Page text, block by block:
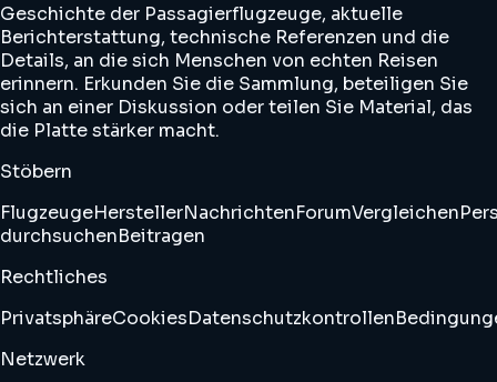
Geschichte der Passagierflugzeuge, aktuelle
Berichterstattung, technische Referenzen und die
Details, an die sich Menschen von echten Reisen
erinnern. Erkunden Sie die Sammlung, beteiligen Sie
sich an einer Diskussion oder teilen Sie Material, das
die Platte stärker macht.
Stöbern
FlugzeugeHerstellerNachrichtenForumVergleichen
durchsuchenBeitragen
Rechtliches
PrivatsphäreCookiesDatenschutzkontrollen
Netzwerk